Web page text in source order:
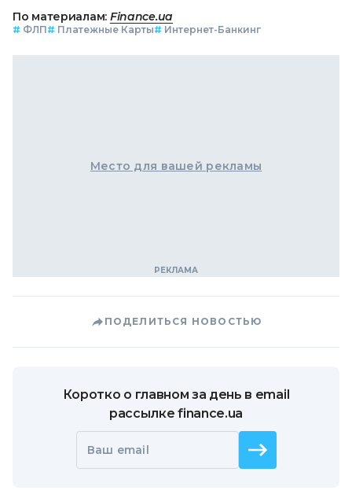
По материалам: Finance.ua
# ФЛП# Платежные Карты# Интернет-Банкинг
Место для вашей рекламы
ПОДЕЛИТЬСЯ НОВОСТЬЮ
Коротко о главном за день в email
рассылке finance.ua
Ваш email